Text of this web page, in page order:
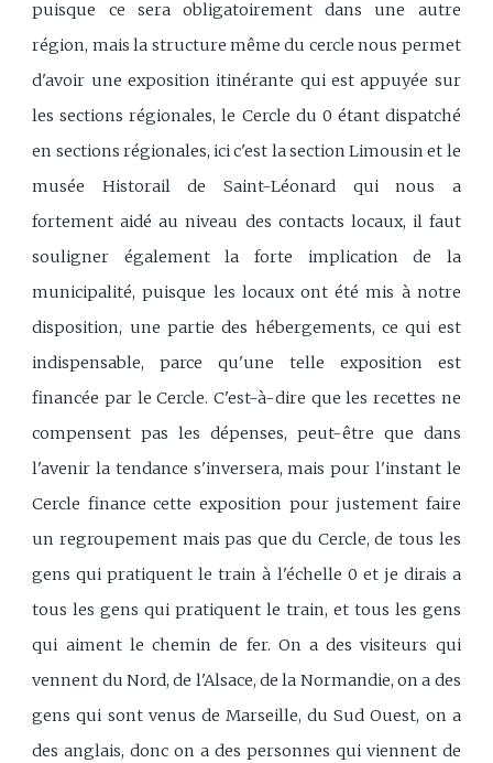
puisque ce sera obligatoirement dans une autre
région, mais la structure même du cercle nous permet
d'avoir une exposition itinérante qui est appuyée sur
les sections régionales, le Cercle du 0 étant dispatché
en sections régionales, ici c'est la section Limousin et le
musée Historail de Saint-Léonard qui nous a
fortement aidé au niveau des contacts locaux, il faut
souligner également la forte implication de la
municipalité, puisque les locaux ont été mis à notre
disposition, une partie des hébergements, ce qui est
indispensable, parce qu'une telle exposition est
financée par le Cercle. C'est-à-dire que les recettes ne
compensent pas les dépenses, peut-être que dans
l'avenir la tendance s'inversera, mais pour l'instant le
Cercle finance cette exposition pour justement faire
un regroupement mais pas que du Cercle, de tous les
gens qui pratiquent le train à l'échelle 0 et je dirais a
tous les gens qui pratiquent le train, et tous les gens
qui aiment le chemin de fer. On a des visiteurs qui
vennent du Nord, de l'Alsace, de la Normandie, on a des
gens qui sont venus de Marseille, du Sud Ouest, on a
des anglais, donc on a des personnes qui viennent de